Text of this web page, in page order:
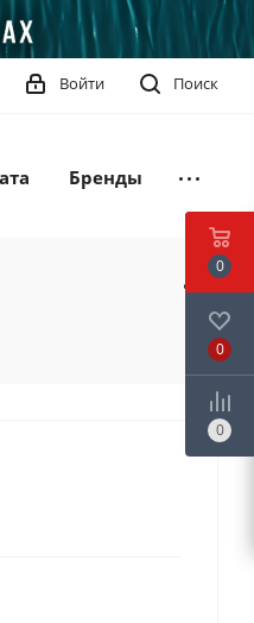
Поиск
Войти
Бренды
0
0
0